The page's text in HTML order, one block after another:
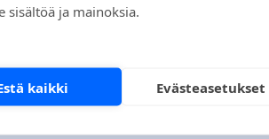
sisältöä ja mainoksia.
kaikki Evästeasetukset